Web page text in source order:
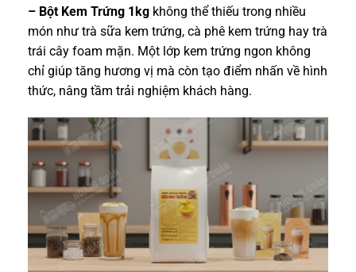
– Bột Kem Trứng 1kg không thể thiếu trong nhiều
món như trà sữa kem trứng, cà phê kem trứng hay trà
trái cây foam mặn. Một lớp kem trứng ngon không
chỉ giúp tăng hương vị mà còn tạo điểm nhấn về hình
thức, nâng tầm trải nghiệm khách hàng.